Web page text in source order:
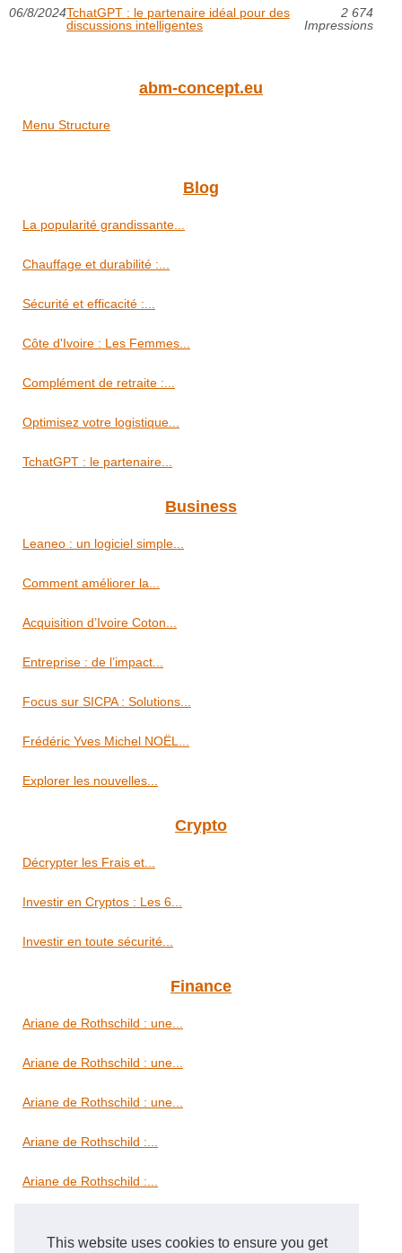
This website uses cookies to ensure you get
06/8/2024TchatGPT : le partenaire idéal pour des
discussions intelligentes
2 674
Impressions
abm-concept.eu
Menu Structure
Blog
La popularité grandissante...
Chauffage et durabilité :...
Sécurité et efficacité :...
Côte d'Ivoire : Les Femmes...
Complément de retraite :...
Optimisez votre logistique...
TchatGPT : le partenaire...
Business
Leaneo : un logiciel simple...
Comment améliorer la...
Acquisition d’Ivoire Coton...
Entreprise : de l’impact...
Focus sur SICPA : Solutions...
Frédéric Yves Michel NOËL...
Explorer les nouvelles...
Crypto
Décrypter les Frais et...
Investir en Cryptos : Les 6...
Investir en toute sécurité...
Finance
Ariane de Rothschild : une...
Ariane de Rothschild : une...
Ariane de Rothschild : une...
Ariane de Rothschild :...
Ariane de Rothschild :...